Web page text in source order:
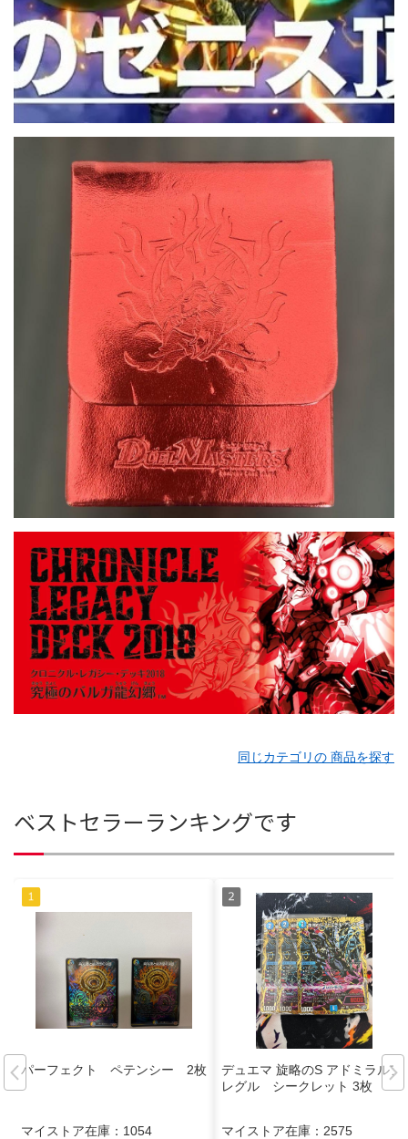
同じカテゴリの 商品を探す
ベストセラーランキングです
パーフェクト ペテンシー 2枚
マイストア在庫： 1054
デュエマ 旋略のS アドミラルア
レグル シークレット 3枚
マイストア在庫： 2575